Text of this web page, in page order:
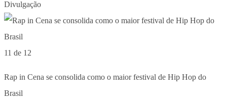
Divulgação
11 de 12
Rap in Cena se consolida como o maior festival de Hip Hop do
Brasil